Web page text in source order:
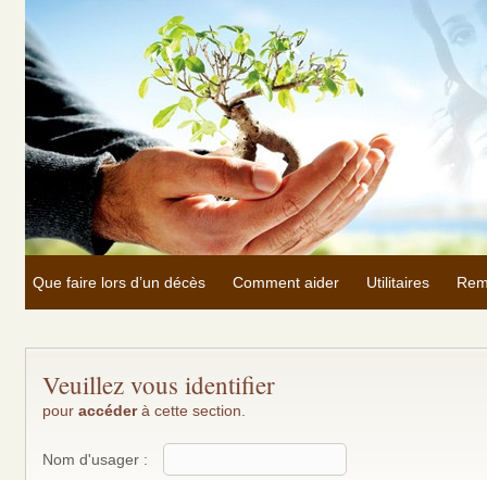
Que faire lors d’un décès Comment aider Utilitaires
Veuillez vous identifier
pour accéderà cette section.
Nom d'usager :